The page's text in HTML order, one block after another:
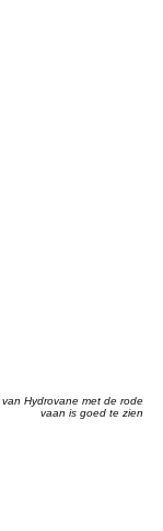
Hydrovane met de rode
vaan is goed te zien